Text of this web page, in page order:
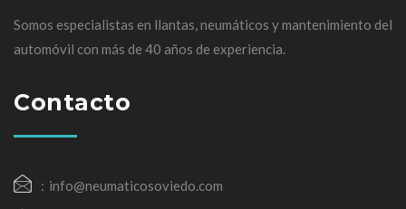
Somos especialistas en llantas, neumáticos y mantenimiento del
automóvil con más de 40 años de experiencia.
Contacto
info@neumaticosoviedo.com